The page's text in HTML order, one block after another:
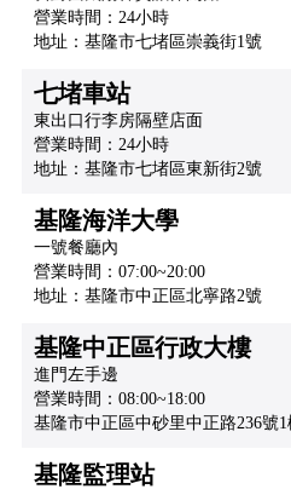
營業時間：24小時
地址：基隆市七堵區崇義街1號
七堵車站
東出口行李房隔壁店面
營業時間：24小時
地址：基隆市七堵區東新街2號
基隆海洋大學
一號餐廳內
營業時間：07:00~20:00
地址：基隆市中正區北寧路2號
基隆中正區行政大樓
進門左手邊
營業時間：08:00~18:00
基隆市中正區中砂里中正路236號1
基隆監理站